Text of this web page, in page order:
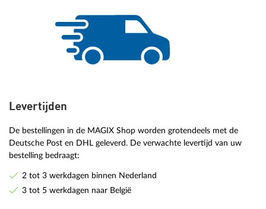
Levertijden
De bestellingen in de MAGIX Shop worden grotendeels met de
Deutsche Post en DHL geleverd. De verwachte levertijd van uw
bestelling bedraagt:
2 tot 3 werkdagen binnen Nederland
3 tot 5 werkdagen naar België